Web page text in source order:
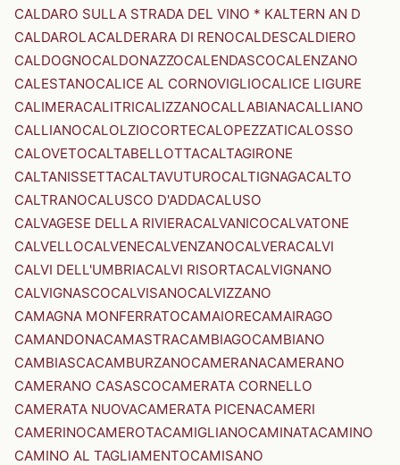
CALDARO SULLA STRADA DEL VINO * KALTERN AN D
CALDAROLACALDERARA DI RENOCALDESCALDIERO
CALDOGNOCALDONAZZOCALENDASCOCALENZANO
CALESTANOCALICE AL CORNOVIGLIOCALICE LIGURE
CALIMERACALITRICALIZZANOCALLABIANACALLIANO
CALLIANOCALOLZIOCORTECALOPEZZATICALOSSO
CALOVETOCALTABELLOTTACALTAGIRONE
CALTANISSETTACALTAVUTUROCALTIGNAGACALTO
CALTRANOCALUSCO D'ADDACALUSO
CALVAGESE DELLA RIVIERACALVANICOCALVATONE
CALVELLOCALVENECALVENZANOCALVERACALVI
CALVI DELL'UMBRIACALVI RISORTACALVIGNANO
CALVIGNASCOCALVISANOCALVIZZANO
CAMAGNA MONFERRATOCAMAIORECAMAIRAGO
CAMANDONACAMASTRACAMBIAGOCAMBIANO
CAMBIASCACAMBURZANOCAMERANACAMERANO
CAMERANO CASASCOCAMERATA CORNELLO
CAMERATA NUOVACAMERATA PICENACAMERI
CAMERINOCAMEROTACAMIGLIANOCAMINATACAMINO
CAMINO AL TAGLIAMENTOCAMISANO